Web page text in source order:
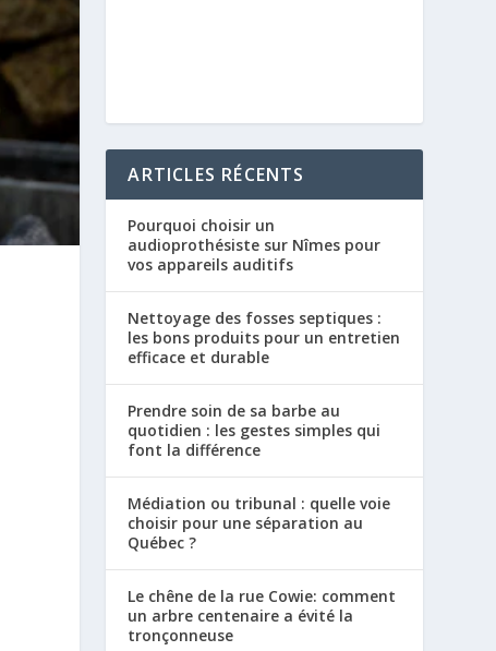
ARTICLES RÉCENTS
Pourquoi choisir un
audioprothésiste sur Nîmes pour
vos appareils auditifs
Nettoyage des fosses septiques :
les bons produits pour un entretien
efficace et durable
Prendre soin de sa barbe au
quotidien : les gestes simples qui
font la différence
Médiation ou tribunal : quelle voie
choisir pour une séparation au
Québec ?
Le chêne de la rue Cowie: comment
un arbre centenaire a évité la
tronçonneuse